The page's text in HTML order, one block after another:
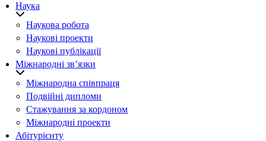
Наука
Наукова робота
Наукові проекти
Наукові публікації
Міжнародні зв’язки
Міжнародна співпраця
Подвійні дипломи
Стажування за кордоном
Міжнародні проекти
Абітурієнту